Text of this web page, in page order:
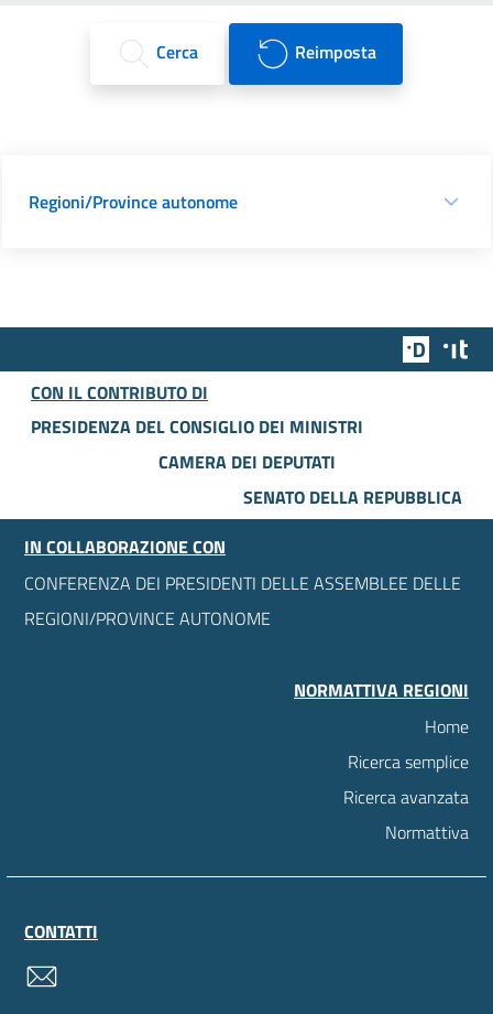
Cerca Reimposta
Regioni/Province autonome
Team
CON IL CONTRIBUTO DI
PRESIDENZA DEL CONSIGLIO DEI MINISTRI
CAMERA DEI DEPUTATI
SENATO DELLA REPUBBLICA
IN COLLABORAZIONE CON
CONFERENZA DEI PRESIDENTI DELLE ASSEMBLEE DELLE
REGIONI/PROVINCE AUTONOME
NORMATTIVA REGIONI
Home
Ricerca semplice
Ricerca avanzata
Normattiva
CONTATTI